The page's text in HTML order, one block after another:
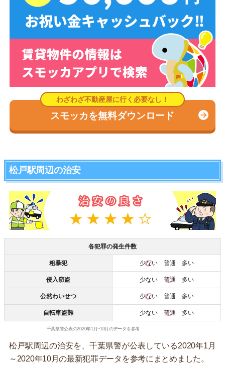
スモッカを無料ダウンロード
松戸駅周辺の治安
各犯罪の発生件数
粗暴犯 少ない普通 多い
侵入窃盗 少ない 普通 多い
公然わいせつ 少ない普通 多い
自転車盗難 少ない 普通 多い
千葉県警公表の2020年1月~10月のデータを参考
松戸駅周辺の治安を、千葉県警が公表している2020年1月
～2020年10月の最新犯罪データを参考にまとめました。